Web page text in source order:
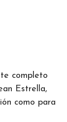
completo
Estrella,
como para